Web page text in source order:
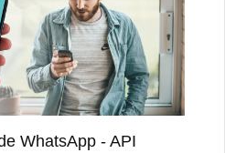
WhatsApp - API